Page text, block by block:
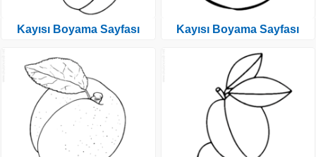
Kayısı Boyama Sayfası Kayısı Boyama Sayfası